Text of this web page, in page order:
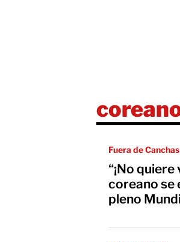
Fuera de Canchas
“¡No
coreano se
pleno